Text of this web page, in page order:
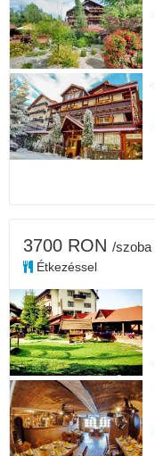
3700 RON /szoba
Étkezéssel